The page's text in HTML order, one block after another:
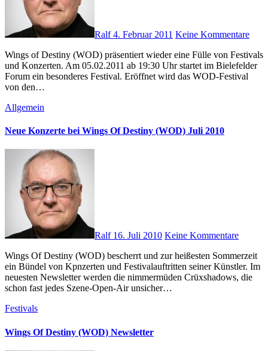
Ralf4. Februar 2011 Keine Kommentare
Wings of Destiny (WOD) präsentiert wieder eine Fülle von Festivals
und Konzerten. Am 05.02.2011 ab 19:30 Uhr startet im Bielefelder
Forum ein besonderes Festival. Eröffnet wird das WOD-Festival
von den…
Allgemein
Neue Konzerte bei Wings Of Destiny (WOD) Juli 2010
Ralf 16. Juli 2010 Keine Kommentare
Wings Of Destiny (WOD) bescherrt und zur heißesten Sommerzeit
ein Bündel von Kpnzerten und Festivalauftritten seiner Künstler. Im
neuesten Newsletter werden die nimmermüden Crüxshadows, die
schon fast jedes Szene-Open-Air unsicher…
Festivals
Wings Of Destiny (WOD) Newsletter